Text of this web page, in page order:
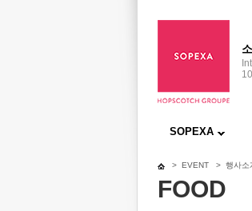
SOPEXA
> EVENT > 행사
FOOD